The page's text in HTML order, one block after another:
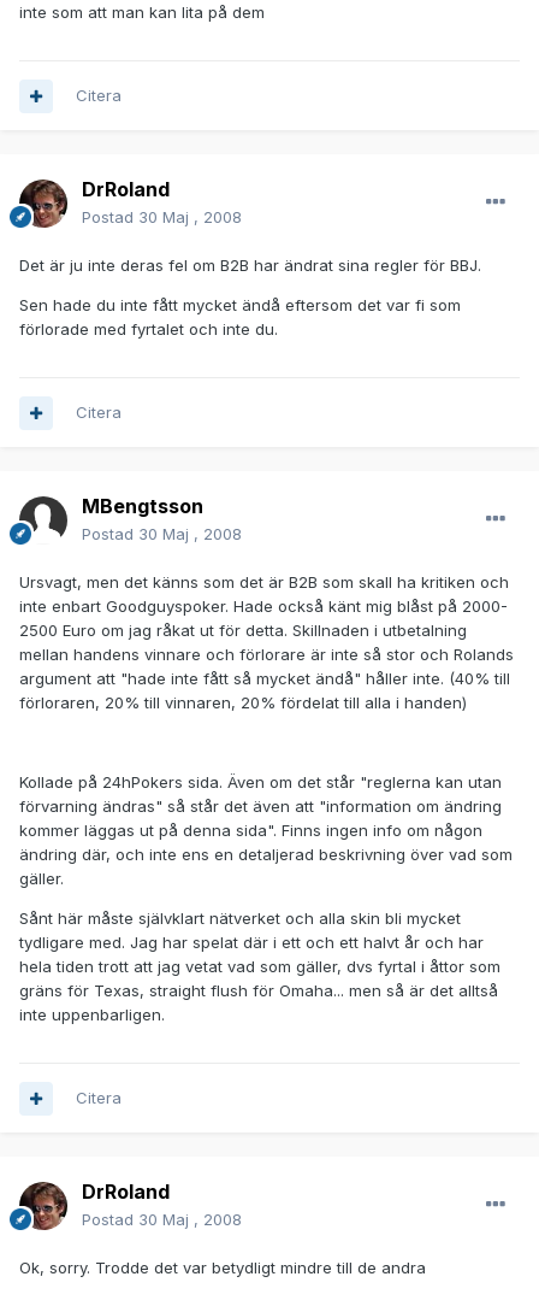
inte som att man kan lita på dem
Citera
DrRoland
Postad 30 Maj , 2008
Det är ju inte deras fel om B2B har ändrat sina regler för BBJ.
Sen hade du inte fått mycket ändå eftersom det var fi som
förlorade med fyrtalet och inte du.
Citera
MBengtsson
Postad 30 Maj , 2008
Ursvagt, men det känns som det är B2B som skall ha kritiken och
inte enbart Goodguyspoker. Hade också känt mig blåst på 2000-
2500 Euro om jag råkat ut för detta. Skillnaden i utbetalning
mellan handens vinnare och förlorare är inte så stor och Rolands
argument att "hade inte fått så mycket ändå" håller inte. (40% till
förloraren, 20% till vinnaren, 20% fördelat till alla i handen)
Kollade på 24hPokers sida. Även om det står "reglerna kan utan
förvarning ändras" så står det även att "information om ändring
kommer läggas ut på denna sida". Finns ingen info om någon
ändring där, och inte ens en detaljerad beskrivning över vad som
gäller.
Sånt här måste självklart nätverket och alla skin bli mycket
tydligare med. Jag har spelat där i ett och ett halvt år och har
hela tiden trott att jag vetat vad som gäller, dvs fyrtal i åttor som
gräns för Texas, straight flush för Omaha... men så är det alltså
inte uppenbarligen.
Citera
DrRoland
Postad 30 Maj , 2008
Ok, sorry. Trodde det var betydligt mindre till de andra